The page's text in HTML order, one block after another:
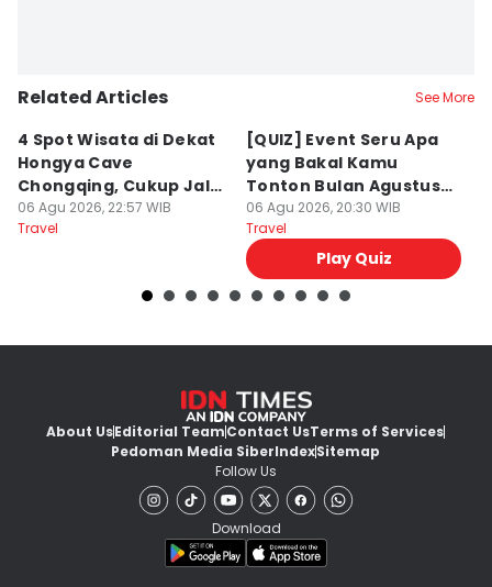
Related Articles See More
4 Spot Wisata di Dekat
Hongya Cave
Chongqing, Cukup Jalan
Kaki!
06 Agu 2026, 22:57 WIB
Travel
[QUIZ] Event Seru Apa
yang Bakal Kamu
Tonton Bulan Agustus
2026 Ini?
06 Agu 2026, 20:30 WIB
Travel
Play Quiz
About UsEditorial TeamContact UsTerms of Services
Pedoman Media SiberIndexSitemap
Follow Us
Download